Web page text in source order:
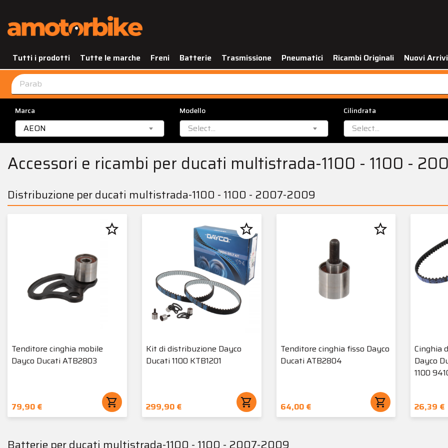
Tutti i prodotti Tutte le marche Freni Batterie Trasmissione Pneumatici Ricambi Originali Nuovi Arrivi
Marca
AEON
Modello
Select...
Cilindrata
Select...
Accessori e ricambi per ducati multistrada-1100 - 1100 -
Distribuzione per ducati multistrada-1100 - 1100 - 2007-2009
Tenditore cinghia mobile
Dayco Ducati ATB2803
79,90 € shopping_cart
star_border
Kit di distribuzione Dayco
Ducati 1100 KTB1201
299,90 € shopping_cart
star_border
Tenditore cinghia fisso Dayco
Ducati ATB2804
64,00 € shopping_cart
star_border
Cinghia
Dayco
1100
26,39 €
Batterie per ducati multistrada-1100 - 1100 - 2007-2009